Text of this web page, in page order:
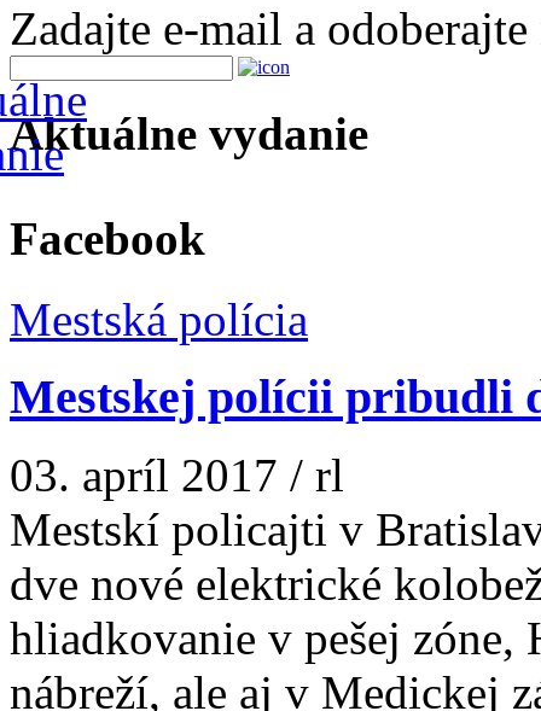
Zadajte e-mail a
Aktuálne vydanie
Facebook
Mestská polícia
Mestskej polícii pribudli
03. apríl 2017 / rl
Mestskí policajti v
dve nové elektrické
hliadkovanie v pešej zóne,
nábreží, ale aj v Medickej